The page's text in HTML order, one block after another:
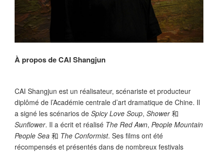
À propos deCAI Shangjun
CAI Shangjun est un réalisateur, scénariste et producteur
diplômé de l’Académie centrale d’art dramatique de Chine. Il
a signé les scénarios de Spicy Love Soup, Shower和
Sunflower. Il a écrit et réalisé The Red Awn, People Mountain
People Sea 和 The Conformist. Ses films ont été
récompensés et présentés dans de nombreux festivals